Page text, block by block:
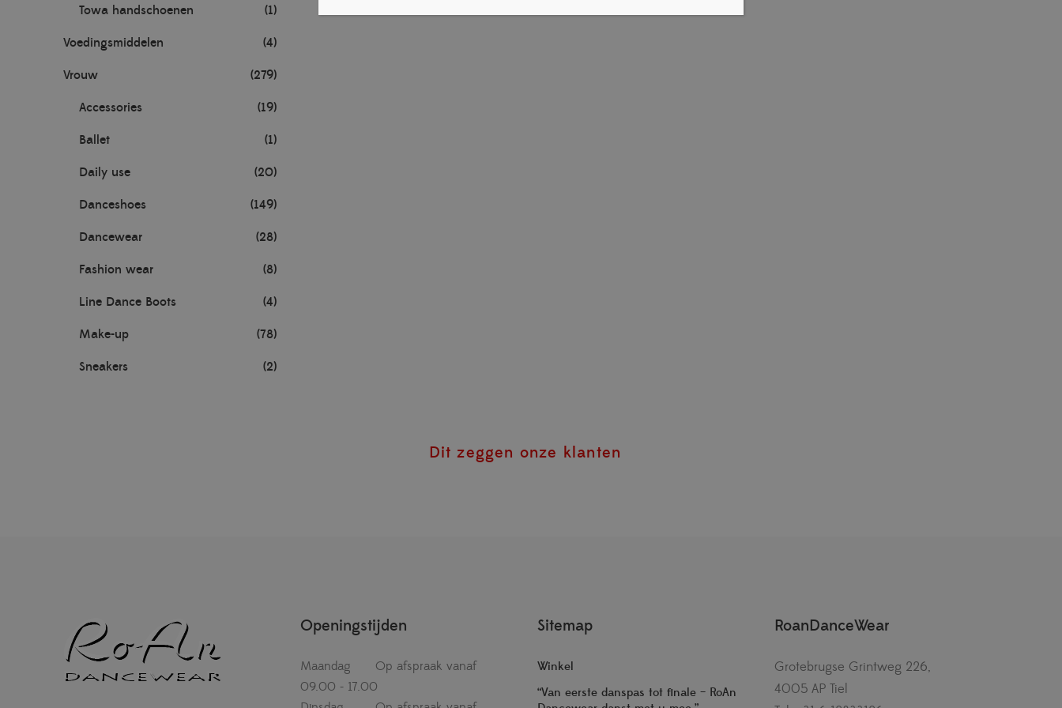
Towa handschoenen (1)
Voedingsmiddelen (4)
Vrouw (279)
Accessories (19)
Ballet (1)
Daily use (20)
Danceshoes (149)
Dancewear (28)
Fashion wear (8)
Line Dance Boots (4)
Make-up (78)
Sneakers (2)
Dit zeggen onze klanten
Openingstijden
Maandag
Op afspraak vanaf
09.00 - 17.00
Sitemap
Winkel
“Van eerste danspas tot finale – RoAn
RoanDanceWear
Grotebrugse Grintweg 226,
4005 AP Tiel